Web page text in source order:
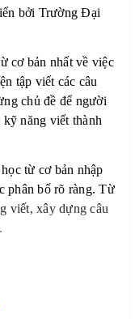
bởi Trường Đại
cơ bản nhất về việc
tập viết các câu
chủ đề để người
kỹ năng viết thành
từ cơ bản nhập
phân bố rõ ràng. Từ
viết, xây dựng câu